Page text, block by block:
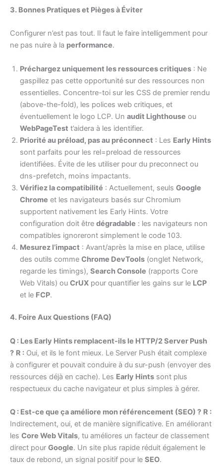
3. Bonnes Pratiques et Pièges à Éviter
Configurer n’est pas tout. Il faut le faire intelligemment pour
ne pas nuire à la performance.
Préchargez uniquement les ressources critiques : Ne
gaspillez pas cette opportunité sur des ressources non
essentielles. Concentre-toi sur les CSS de premier rendu
(above-the-fold), les polices web critiques, et
éventuellement le logo LCP. Un audit Lighthouse ou
WebPageTest t’aidera à les identifier.
Priorité au préload, pas au préconnect : Les Early Hints
sont parfaits pour les rel=preload de ressources
identifiées. Évite de les utiliser pour du preconnect ou
dns-prefetch, moins impactants.
Vérifiez la compatibilité : Actuellement, seuls Google
Chrome et les navigateurs basés sur Chromium
supportent nativement les Early Hints. Votre
configuration doit être dégradable : les navigateurs non
compatibles ignoreront simplement le code 103.
Mesurez l’impact : Avant/après la mise en place, utilise
des outils comme Chrome DevTools (onglet Network,
regarde les timings), Search Console (rapports Core
Web Vitals) ou CrUX pour quantifier les gains sur le LCP
et le FCP.
4. Foire Aux Questions (FAQ)
Q : Les Early Hints remplacent-ils le HTTP/2 Server Push
? R : Oui, et ils le font mieux. Le Server Push était complexe
à configurer et pouvait conduire à du sur-push (envoyer des
ressources déjà en cache). Les Early Hints sont plus
respectueux du cache navigateur et plus simples à gérer.
Q : Est-ce que ça améliore mon référencement (SEO) ? R :
Indirectement, oui, et de manière significative. En améliorant
les Core Web Vitals, tu améliores un facteur de classement
direct pour Google. Un site plus rapide réduit également le
taux de rebond, un signal positif pour le SEO.